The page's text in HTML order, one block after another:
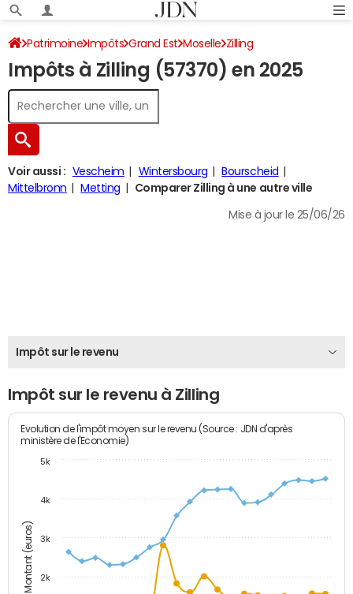
Patrimoine Impôts Grand Est Moselle Zilling
Impôt sur le revenu
Impôts à Zilling (57370) en 2025
Voir aussi : Vescheim Wintersbourg
Bourscheid
Mittelbronn
Metting Comparer Zilling à une autre ville
Mise à jour le 25/06/26
Impôt sur le revenu
Impôt sur le revenu à Zilling
Montant (euros)
Evolution de l'impôt moyen sur le revenu (Source : JDN d'après
ministère de l'Economie)
2k
3k
4k
5k